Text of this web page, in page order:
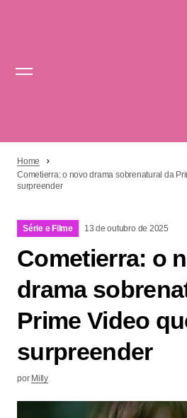
Home
Cometierra: o novo drama sobrenatural da
surpreender
Série e Filme 13 de outubro de 2025
Cometierra: o
drama
Prime Video
surpreender
por Milly